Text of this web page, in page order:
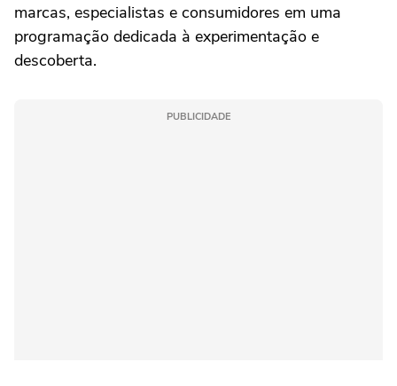
marcas, especialistas e consumidores em uma
programação dedicada à experimentação e
descoberta.
PUBLICIDADE